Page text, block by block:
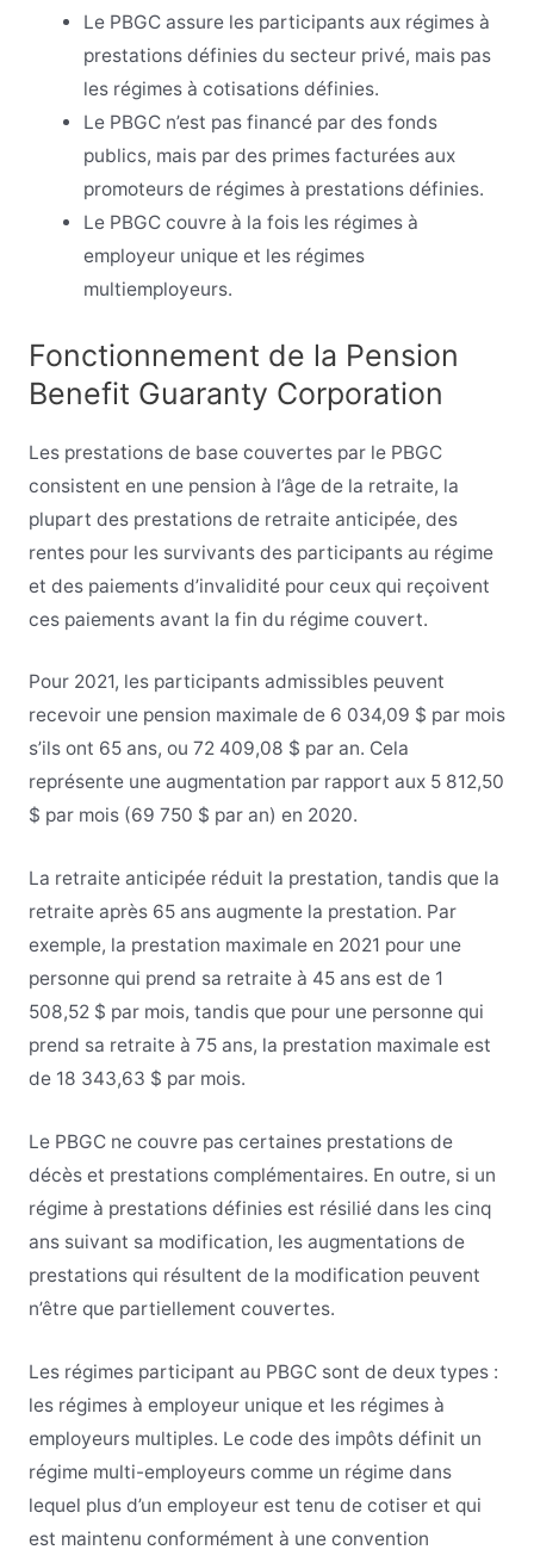
Le PBGC assure les participants aux régimes à
prestations définies du secteur privé, mais pas
les régimes à cotisations définies.
Le PBGC n’est pas financé par des fonds
publics, mais par des primes facturées aux
promoteurs de régimes à prestations définies.
Le PBGC couvre à la fois les régimes à
employeur unique et les régimes
multiemployeurs.
Fonctionnement de la Pension
Benefit Guaranty Corporation
Les prestations de base couvertes par le PBGC
consistent en une pension à l’âge de la retraite, la
plupart des prestations de retraite anticipée, des
rentes pour les survivants des participants au régime
et des paiements d’invalidité pour ceux qui reçoivent
ces paiements avant la fin du régime couvert.
Pour 2021, les participants admissibles peuvent
recevoir une pension maximale de 6 034,09 $ par mois
s’ils ont 65 ans, ou 72 409,08 $ par an. Cela
représente une augmentation par rapport aux 5 812,50
$ par mois (69 750 $ par an) en 2020.
La retraite anticipée réduit la prestation, tandis que la
retraite après 65 ans augmente la prestation. Par
exemple, la prestation maximale en 2021 pour une
personne qui prend sa retraite à 45 ans est de 1
508,52 $ par mois, tandis que pour une personne qui
prend sa retraite à 75 ans, la prestation maximale est
de 18 343,63 $ par mois.
Le PBGC ne couvre pas certaines prestations de
décès et prestations complémentaires. En outre, si un
régime à prestations définies est résilié dans les cinq
ans suivant sa modification, les augmentations de
prestations qui résultent de la modification peuvent
n’être que partiellement couvertes.
Les régimes participant au PBGC sont de deux types :
les régimes à employeur unique et les régimes à
employeurs multiples. Le code des impôts définit un
régime multi-employeurs comme un régime dans
lequel plus d’un employeur est tenu de cotiser et qui
est maintenu conformément à une convention